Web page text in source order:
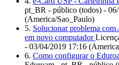
pt_BR - público (todos) -
(America/Sao_Paulo)
5. Solucionar problema
em novo computador
- 03/04/2019 17:16
6. Como configurar o